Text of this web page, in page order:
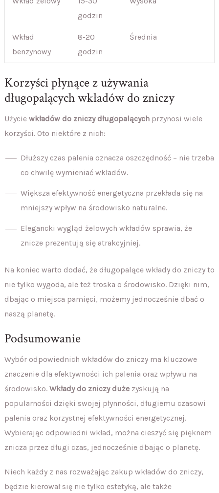
godzin
Wkład
benzynowy
8-20
godzin
Średnia
Korzyści płynące z używania
długopalących wkładów do zniczy
Użycie wkładów do zniczy długopalącychprzynosi wiele
korzyści. Oto niektóre z nich:
Dłuższy czas palenia oznacza oszczędność – nie trzeba
co chwilę wymieniać wkładów.
Większa efektywność energetyczna przekłada się na
mniejszy wpływ na środowisko naturalne.
Elegancki wygląd żelowych wkładów sprawia, że
znicze prezentują się atrakcyjniej.
Na koniec warto dodać, że długopalące wkłady do zniczy to
nie tylko wygoda, ale też troska o środowisko. Dzięki nim,
dbając o miejsca pamięci, możemy jednocześnie dbać o
naszą planetę.
Podsumowanie
Wybór odpowiednich wkładów do zniczy ma kluczowe
znaczenie dla efektywności ich palenia oraz wpływu na
środowisko. Wkłady do zniczy dużezyskują na
popularności dzięki swojej płynności, długiemu czasowi
palenia oraz korzystnej efektywności energetycznej.
Wybierając odpowiedni wkład, można cieszyć się pięknem
znicza przez długi czas, jednocześnie dbając o planetę.
Niech każdy z nas rozważając zakup wkładów do zniczy,
będzie kierował się nie tylko estetyką, ale także